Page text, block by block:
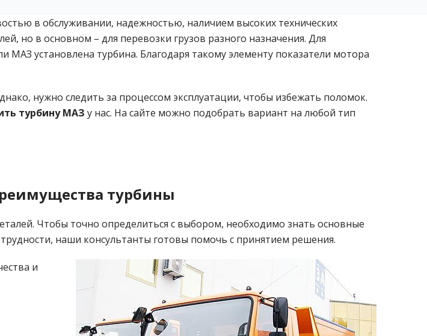
в обслуживании, надежностью, наличием высоких технических
но в основном – для перевозки грузов разного назначения. Для
установлена турбина. Благодаря такому элементу показатели мотора
нужно следить за процессом эксплуатации, чтобы избежать поломок.
турбину МАЗ у нас. На сайте можно подобрать вариант на любой тип
турбины
Чтобы точно определиться с выбором, необходимо знать основные
наши консультанты готовы помочь с принятием решения.
и